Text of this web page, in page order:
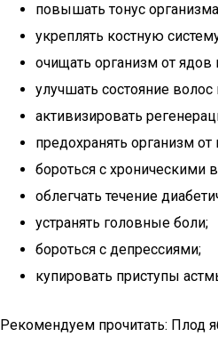
повышать тонус
укреплять костную
очищать организм от
улучшать состояние волос
активизировать
предохранять организм
бороться с хроническими
облегчать течение
устранять головные боли;
бороться с депрессиями;
купировать приступы
Рекомендуем прочитать: Плод